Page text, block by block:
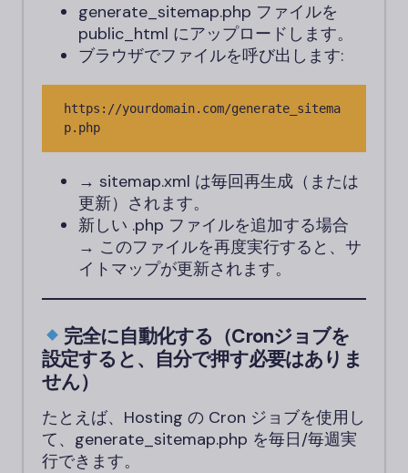
generate_sitemap.php ファイルを
public_html にアップロードします。
ブラウザでファイルを呼び出します:
https://yourdomain.com/generate_sitema
p.php
→ sitemap.xml は毎回再生成（または
更新）されます。
新しい .php ファイルを追加する場合
→ このファイルを再度実行すると、サ
イトマップが更新されます。
完全に自動化する（Cronジョブを
設定すると、自分で押す必要はありま
せん）
たとえば、Hosting の Cron ジョブを使用し
て、generate_sitemap.php を毎日/毎週実
行できます。